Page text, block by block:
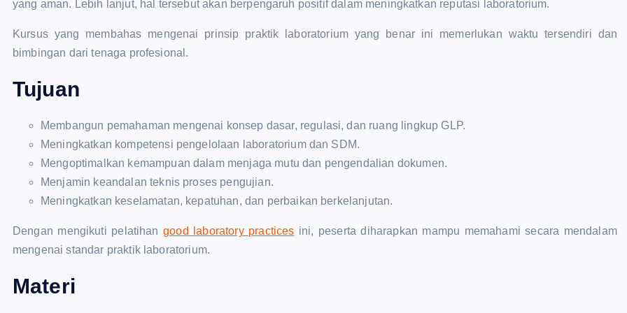
yang aman. Lebih lanjut, hal tersebut akan berpengaruh positif dalam meningkatkan reputasi laboratorium.
Kursus yang membahas mengenai prinsip praktik laboratorium yang benar ini memerlukan waktu tersendiri dan
bimbingan dari tenaga profesional.
Tujuan
Membangun pemahaman mengenai konsep dasar, regulasi, dan ruang lingkup GLP.
Meningkatkan kompetensi pengelolaan laboratorium dan SDM.
Mengoptimalkan kemampuan dalam menjaga mutu dan pengendalian dokumen.
Menjamin keandalan teknis proses pengujian.
Meningkatkan keselamatan, kepatuhan, dan perbaikan berkelanjutan.
Dengan mengikuti pelatihangood laboratory practices ini, peserta diharapkan mampu memahami secara mendalam
mengenai standar praktik laboratorium.
Materi